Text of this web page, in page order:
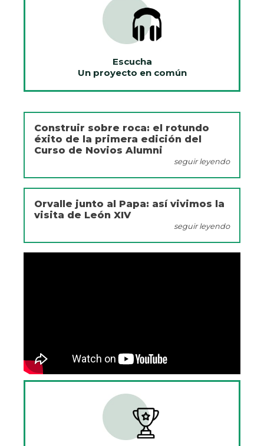
Escucha
Un proyecto en común
Construir sobre roca: el rotundo
éxito de la primera edición del
Curso de Novios Alumni
seguir leyendo
Orvalle junto al Papa: así vivimos la
visita de León XIV
seguir leyendo